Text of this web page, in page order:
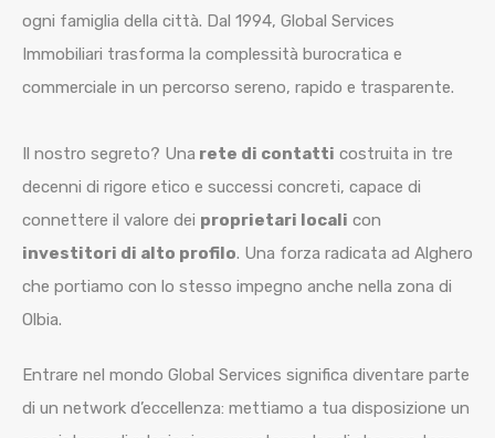
ogni famiglia della città. Dal 1994, Global Services
Immobiliari trasforma la complessità burocratica e
commerciale in un percorso sereno, rapido e trasparente.
Il nostro segreto? Una rete di contatti costruita in tre
decenni di rigore etico e successi concreti, capace di
connettere il valore dei proprietari locali con
investitori di alto profilo. Una forza radicata ad Alghero
che portiamo con lo stesso impegno anche nella zona di
Olbia.
Entrare nel mondo Global Services significa diventare parte
di un network d’eccellenza: mettiamo a tua disposizione un